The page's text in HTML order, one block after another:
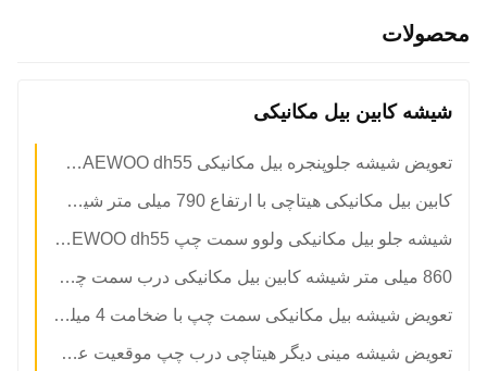
محصولات
شیشه کابین بیل مکانیکی
تعویض شیشه جلوپنجره بیل مکانیکی DAEWOO dh55 عقب.
کابین بیل مکانیکی هیتاچی با ارتفاع 790 میلی متر شیشه جلو به بالا موقعیت A
شیشه جلو بیل مکانیکی ولوو سمت چپ DAEWOO dh55 به ضخامت 5 میلی متر
860 میلی متر شیشه کابین بیل مکانیکی درب سمت چپ پایینی NO.3 شیشه سکوریت
تعویض شیشه بیل مکانیکی سمت چپ با ضخامت 4 میلی متر
تعویض شیشه مینی دیگر هیتاچی درب چپ موقعیت عقب شماره 4 1120 میلی متر 5 میلی متر